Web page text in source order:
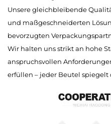
Unsere gleichbleibende
und maßgeschneiderten
bevorzugten
Wir halten uns strikt an hohe
anspruchsvollen
erfüllen – jeder Beutel